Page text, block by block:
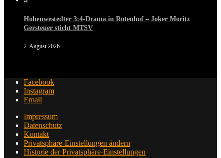
Hohenwestedter 3:4-Drama in Rotenhof – Joker Moritz
Gersteuer sticht MTSV
2. August 2026
Facebook
Instagram
Email
Impressum
Datenschutz
Kontakt
Privatsphäre-Einstellungen ändern
Historie der Privatsphäre-Einstellungen